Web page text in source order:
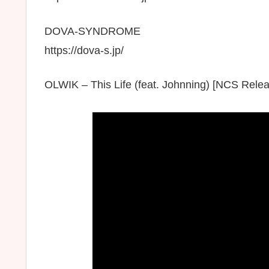
DOVA-SYNDROME
https://dova-s.jp/
OLWIK – This Life (feat. Johnning) [NCS